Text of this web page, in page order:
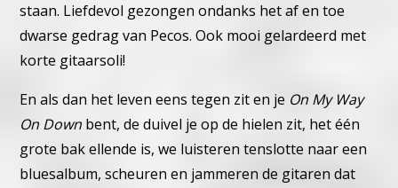
staan. Liefdevol gezongen ondanks het af en toe
dwarse gedrag van Pecos. Ook mooi gelardeerd met
korte gitaarsoli!
En als dan het leven eens tegen zit en je On My Way
On Down bent, de duivel je op de hielen zit, het één
grote bak ellende is, we luisteren tenslotte naar een
bluesalbum, scheuren en jammerende gitaren dat